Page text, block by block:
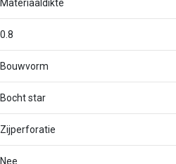
Materiaaldikte
0.8
Bouwvorm
Bocht star
Zijperforatie
Nee